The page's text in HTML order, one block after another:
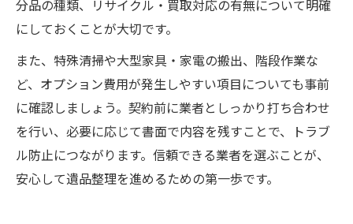
分品の種類、リサイクル・買取対応の有無について明確
にしておくことが大切です。
また、特殊清掃や大型家具・家電の搬出、階段作業な
ど、オプション費用が発生しやすい項目についても事前
に確認しましょう。契約前に業者としっかり打ち合わせ
を行い、必要に応じて書面で内容を残すことで、トラブ
ル防止につながります。信頼できる業者を選ぶことが、
安心して遺品整理を進めるための第一歩です。